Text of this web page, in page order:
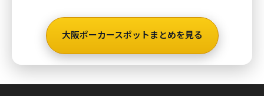
大阪ポーカースポットまとめを見る